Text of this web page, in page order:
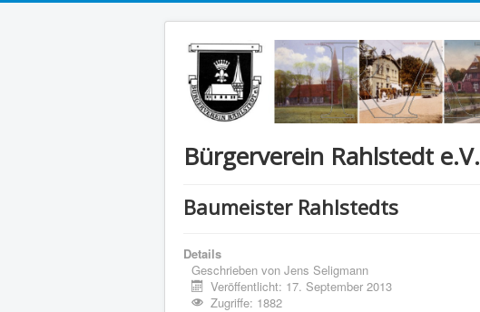
Bürgerverein Rahlstedt e.V.
Baumeister Rahlstedts
Details
Geschrieben von Jens Seligmann
Veröffentlicht: 17. September 2013
Zugriffe: 1882